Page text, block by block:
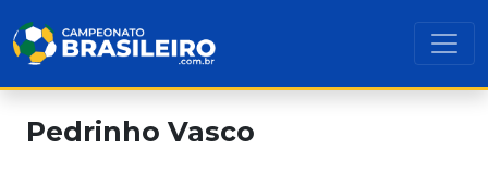
Pedrinho Vasco